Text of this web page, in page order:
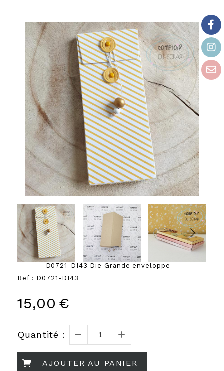
D0721-DI43 Die Grande enveloppe
Ref : D0721-DI43
15,00 €
Quantité :
AJOUTER AU PANIER